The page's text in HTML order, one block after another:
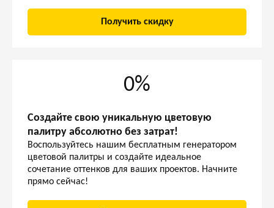
Получить скидку
0%
Создайте свою уникальную цветовую
палитру абсолютно без затрат!
Воспользуйтесь нашим бесплатным генератором
цветовой палитры и создайте идеальное
сочетание оттенков для ваших проектов. Начните
прямо сейчас!